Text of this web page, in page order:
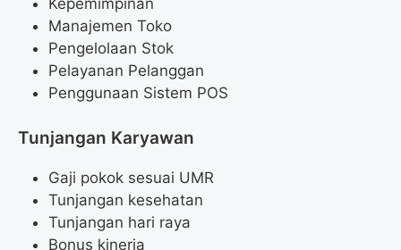
Kepemimpinan
Manajemen Toko
Pengelolaan Stok
Pelayanan Pelanggan
Penggunaan Sistem POS
Tunjangan Karyawan
Gaji pokok sesuai UMR
Tunjangan kesehatan
Tunjangan hari raya
Bonus kinerja